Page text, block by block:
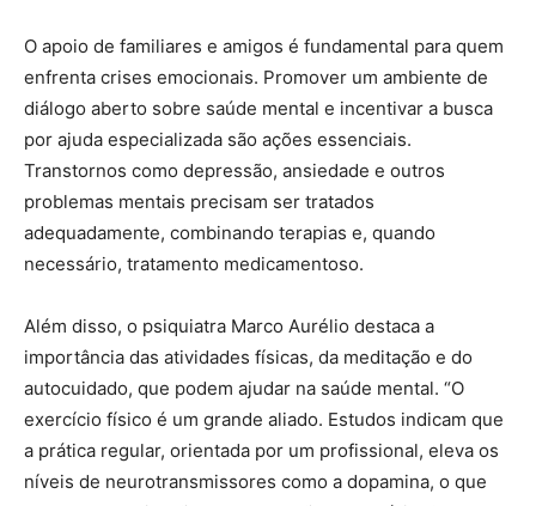
O apoio de familiares e amigos é fundamental para quem
enfrenta crises emocionais. Promover um ambiente de
diálogo aberto sobre saúde mental e incentivar a busca
por ajuda especializada são ações essenciais.
Transtornos como depressão, ansiedade e outros
problemas mentais precisam ser tratados
adequadamente, combinando terapias e, quando
necessário, tratamento medicamentoso.
Além disso, o psiquiatra Marco Aurélio destaca a
importância das atividades físicas, da meditação e do
autocuidado, que podem ajudar na saúde mental. “O
exercício físico é um grande aliado. Estudos indicam que
a prática regular, orientada por um profissional, eleva os
níveis de neurotransmissores como a dopamina, o que